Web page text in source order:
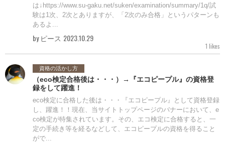
は↓https://www.su-gaku.net/suken/examination/summary/1q/試
験は1次、2次とありますが、「2次のみ合格」というパターンも
あるよ...
by ピース 2023.10.29
1 likes
資格の活かし方
（eco検定合格後は・・・）→『エコピープル』の資格登
録をして躍進！
eco検定に合格した後は・・・『エコピープル』として資格登録
し、躍進！！現在、当サイトトップページのバナーにおいて、e
co検定が特集されています。その、エコ検定に合格すると、一
定の手続き等を経るなどして、エコピープルの資格を得ること
がで...